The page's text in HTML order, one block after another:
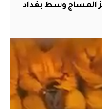
المساج وسط بغداد